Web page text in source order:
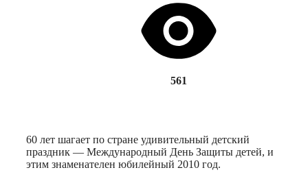
561
60 лет шагает по стране удивительный детский
праздник — Международный День Защиты детей, и
этим знаменателен юбилейный 2010 год.